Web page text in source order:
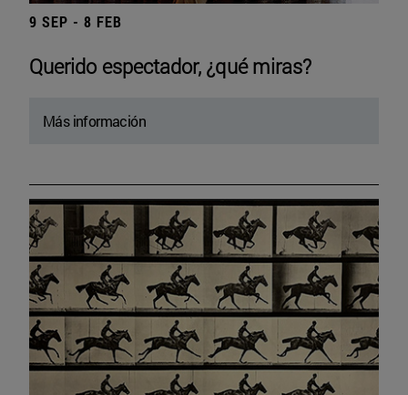
9 SEP - 8 FEB
Querido espectador, ¿qué miras?
Más información